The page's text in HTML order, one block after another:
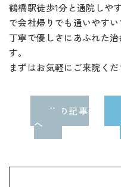
鶴橋駅徒歩1分と通院しや
で会社帰りでも通いやすい
丁寧で優しさにあふれた
す。
まずはお気軽にご来院くだ
前の記事
へ